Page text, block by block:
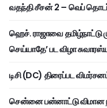
வதந்தி சீசன் 2 – வெப்
ஹெச். ராஜாவை தமிழ்நாட்டு
செய்யாதே’ பட விழா
டிசி (DC) திரைப்பட
சென்னை பன்னாட்டு விமான